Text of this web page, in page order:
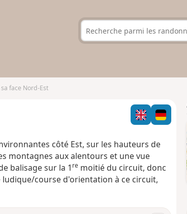
face Nord-Est
côté Est, sur les hauteurs de
montagnes aux alentours et une vue
balisage sur la 1 re moitié du circuit, donc
ludique/course d'orientation à ce circuit,